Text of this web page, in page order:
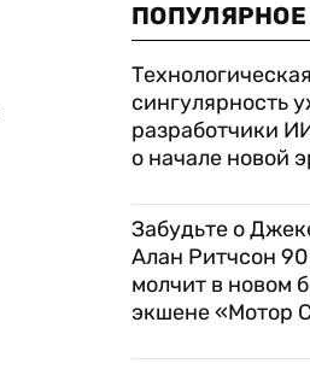
ПОПУЛЯРНОЕ
Технологическая
сингулярность
разработчики
о начале новой
Забудьте о
Алан Ритчсон
молчит в новом
экшене «Мотор